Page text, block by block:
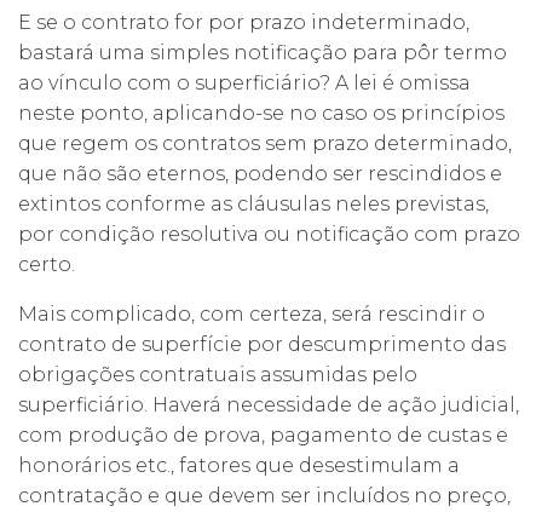
E se o contrato for por prazo indeterminado,
bastará uma simples notificação para pôr termo
ao vínculo com o superficiário? A lei é omissa
neste ponto, aplicando-se no caso os princípios
que regem os contratos sem prazo determinado,
que não são eternos, podendo ser rescindidos e
extintos conforme as cláusulas neles previstas,
por condição resolutiva ou notificação com prazo
certo.
Mais complicado, com certeza, será rescindir o
contrato de superfície por descumprimento das
obrigações contratuais assumidas pelo
superficiário. Haverá necessidade de ação judicial,
com produção de prova, pagamento de custas e
honorários etc., fatores que desestimulam a
contratação e que devem ser incluídos no preço,